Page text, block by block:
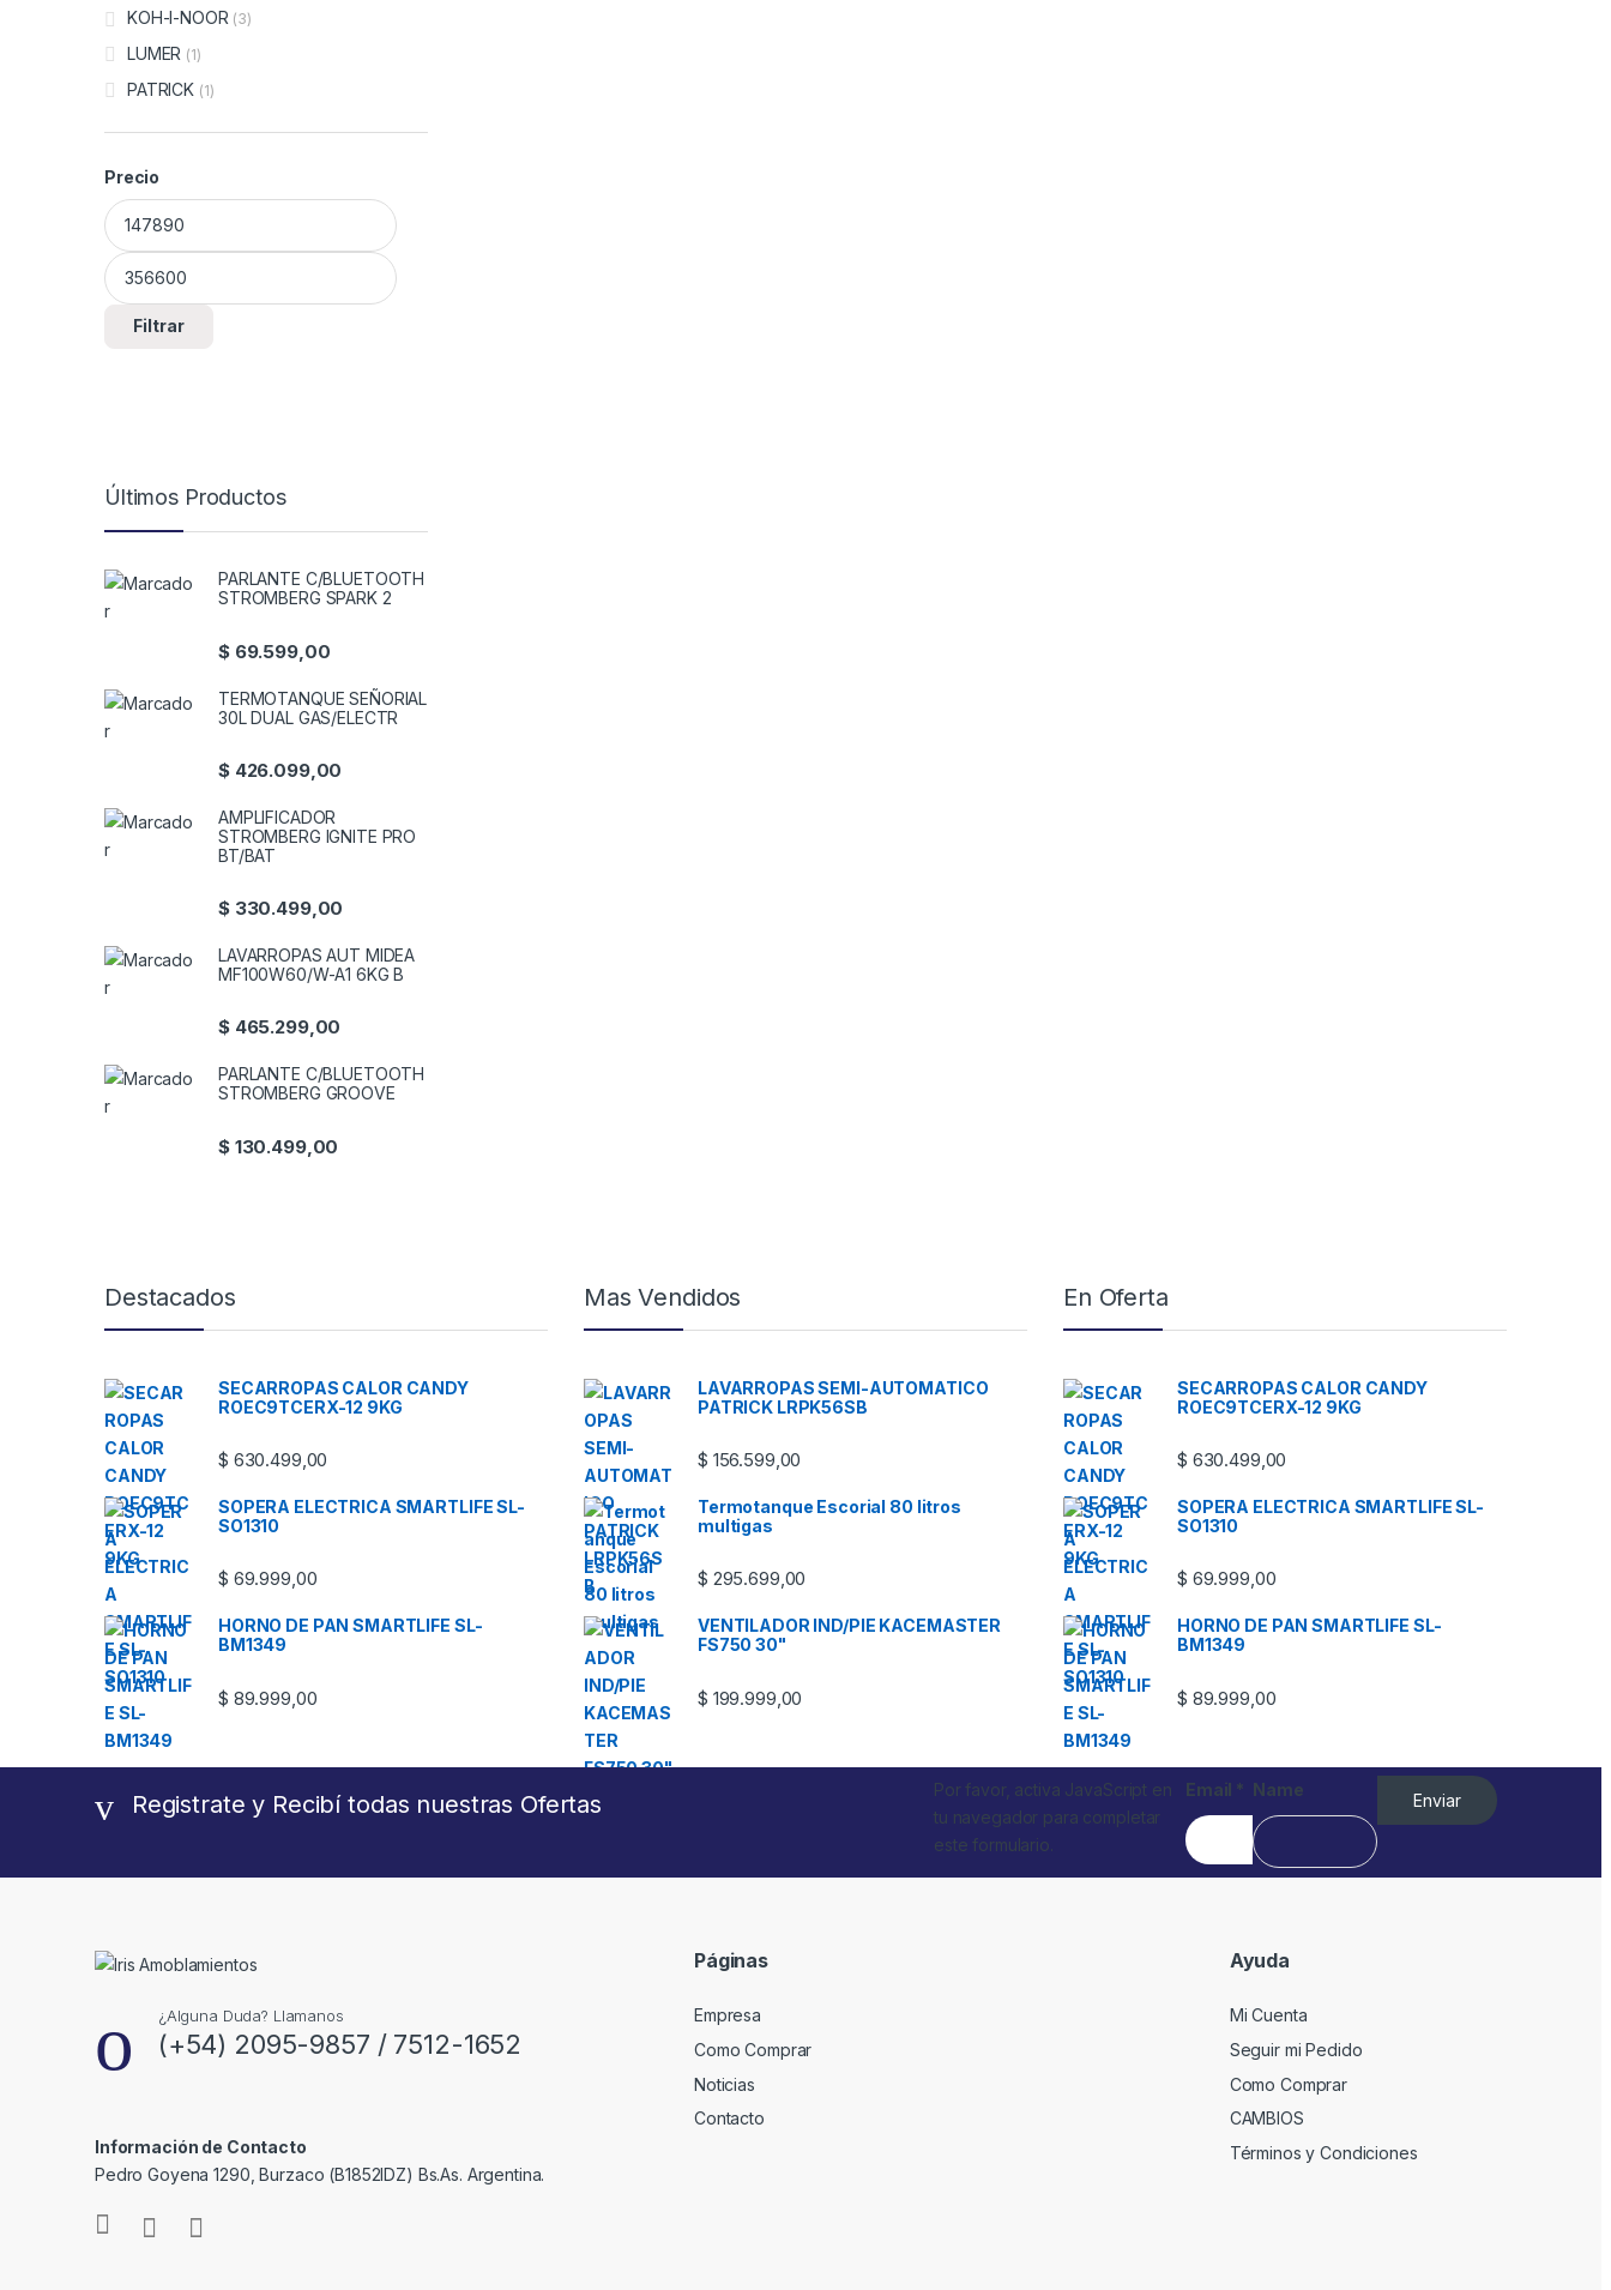
KOH-I-NOOR (3)
LUMER (1)
PATRICK (1)
Precio
Precio mínimo
Precio máximo
Filtrar
Últimos Productos
PARLANTE C/BLUETOOTH
STROMBERG SPARK 2
$69.599,00
TERMOTANQUE SEÑORIAL
30L DUAL GAS/ELECTR
$426.099,00
AMPLIFICADOR
STROMBERG IGNITE PRO
BT/BAT
$330.499,00
LAVARROPAS AUT MIDEA
MF100W60/W-A1 6KG B
$465.299,00
PARLANTE C/BLUETOOTH
STROMBERG GROOVE
$130.499,00
Destacados
SECARROPAS CALOR CANDY
ROEC9TCERX-12 9KG
$ 630.499,00
SOPERA ELECTRICA SMARTLIFE SL-
SO1310
$ 69.999,00
HORNO DE PAN SMARTLIFE SL-
BM1349
$ 89.999,00
Mas Vendidos
LAVARROPAS SEMI-AUTOMATICO
PATRICK LRPK56SB
$ 156.599,00
Termotanque Escorial 80 litros
multigas
$ 295.699,00
VENTILADOR IND/PIE KACEMASTER
FS750 30"
$ 199.999,00
En Oferta
SECARROPAS CALOR CANDY
ROEC9TCERX-12 9KG
$ 630.499,00
SOPERA ELECTRICA SMARTLIFE SL-
SO1310
$ 69.999,00
HORNO DE PAN SMARTLIFE SL-
BM1349
$ 89.999,00
Registrate y Recibí todas nuestras Ofertas
Por favor, activa JavaScript en
tu navegador para completar
este formulario.
Email * Name
Enviar
¿Alguna Duda? Llamanos
(+54) 2095-9857 / 7512-1652
Información de Contacto
Pedro Goyena 1290, Burzaco (B1852IDZ) Bs.As. Argentina.
Páginas
Empresa
Como Comprar
Noticias
Contacto
Ayuda
Mi Cuenta
Seguir mi Pedido
Como Comprar
CAMBIOS
Términos y Condiciones